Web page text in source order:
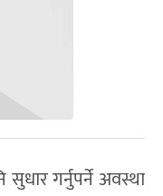
सुधार गर्नुपर्ने अवस्था